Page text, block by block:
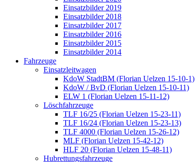
Einsatzbilder 2019
Einsatzbilder 2018
Einsatzbilder 2017
Einsatzbilder 2016
Einsatzbilder 2015
Einsatzbilder 2014
Fahrzeuge
Einsatzleitwagen
KdoW StadtBM (Florian Uelzen 15-10-1)
KdoW / BvD (Florian Uelzen 15-10-11)
ELW 1 (Florian Uelzen 15-11-12)
Löschfahrzeuge
TLF 16/25 (Florian Uelzen 15-23-11)
TLF 16/24 (Florian Uelzen 15-23-13)
TLF 4000 (Florian Uelzen 15-26-12)
MLF (Florian Uelzen 15-42-12)
HLF 20 (Florian Uelzen 15-48-11)
Hubrettungsfahrzeuge